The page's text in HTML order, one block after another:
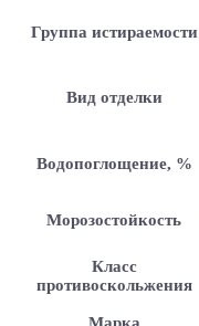
Группа истираемости
Вид отделки
Водопоглощение, %
Морозостойкость
Класс
противоскольжения
Марка